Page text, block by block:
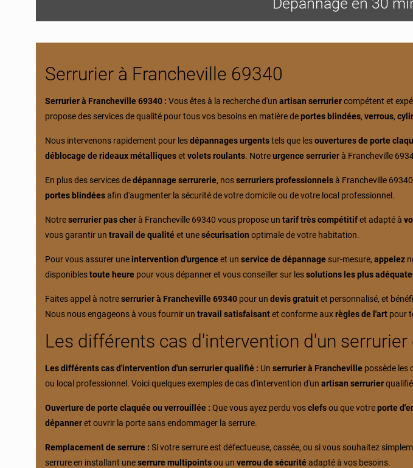
Serrurier à Francheville 69340
Serrurier à Francheville 69340 : Vous êtes à la recherche d'unartisan serruriercompétent et
propose des services de qualité pour tous vos besoins en matière deportes blindées,verrous,
Nous intervenons rapidement pour lesdépannages urgentstels que lesouvertures de porte
déblocage de rideaux métalliquesetvolets roulants. Notreurgence serrurierà Francheville
En plus des services dedépannage serrurerie, nosserruriers professionnelsà Francheville
portes blindéesafin d'augmenter la sécurité de votre domicile ou de votre local professionnel.
Notreserrurier pas cherà Francheville 69340 vous propose untarif très compétitifet adapté à
vous garantir untravail de qualitéet unesécurisation optimale de votre habitation.
Pour vous assurer une intervention d'urgenceet unservice de dépannage sur-mesure,appelez
disponiblestoute heure pour vous dépanner et vous conseiller sur lessolutions les plus
Faites appel à notreserrurier à Francheville 69340 pour undevis gratuitet personnalisé, et
Nous nous engageons à vous fournir untravail satisfaisantet conforme auxrègles de l'art pour
Les différents cas d'intervention d'un serrurier
Les différents cas d'intervention d'un serrurier qualifié : Unserrurier à Francheville possède les
ou local professionnel. Voici quelques exemples de cas d'intervention d'unartisan serrurier
Ouverture de porte claquée ou verrouillée : Que vous ayez perdu vosclefsou que votreporte
dépanneret ouvrir la porte sans endommager la serrure.
Remplacement de serrure : Si votre serrure est défectueuse, cassée, ou si vous souhaitez
serrure en installant uneserrure multipointsou unverrou de sécuritéadapté à vos besoins.